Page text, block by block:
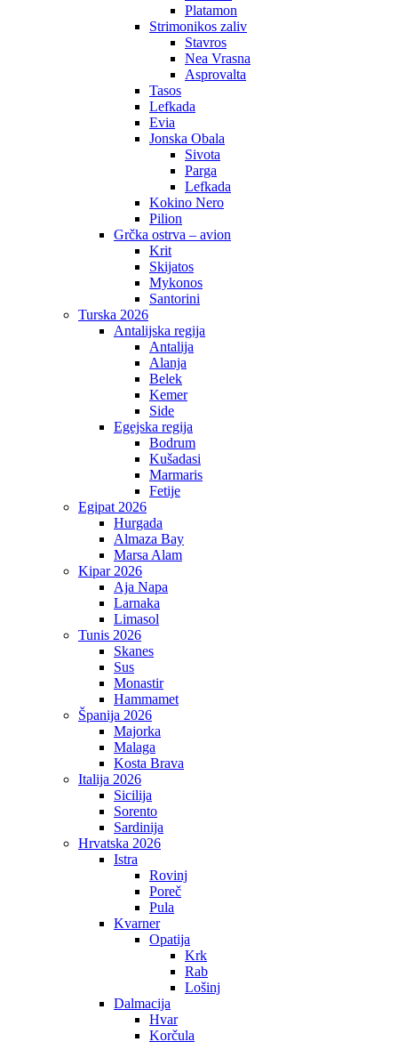
Platamon
Strimonikos zaliv
Stavros
Nea Vrasna
Asprovalta
Tasos
Lefkada
Evia
Jonska Obala
Sivota
Parga
Lefkada
Kokino Nero
Pilion
Grčka ostrva – avion
Krit
Skijatos
Mykonos
Santorini
Turska 2026
Antalijska regija
Antalija
Alanja
Belek
Kemer
Side
Egejska regija
Bodrum
Kušadasi
Marmaris
Fetije
Egipat 2026
Hurgada
Almaza Bay
Marsa Alam
Kipar 2026
Aja Napa
Larnaka
Limasol
Tunis 2026
Skanes
Sus
Monastir
Hammamet
Španija 2026
Majorka
Malaga
Kosta Brava
Italija 2026
Sicilija
Sorento
Sardinija
Hrvatska 2026
Istra
Rovinj
Poreč
Pula
Kvarner
Opatija
Krk
Rab
Lošinj
Dalmacija
Hvar
Korčula